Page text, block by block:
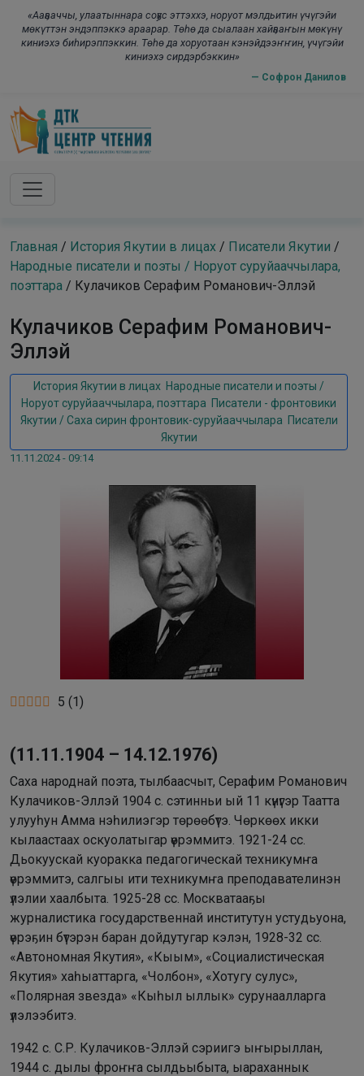
«Ааҕааччы, улаатыннара соҕус эттэххэ, норуот мэлдьитин үчүгэйи
мөкүттэн эндэппэккэ араарар. Төһө да сыалаан хайҕааҥын мөкүнү
киниэхэ биһирэппэккин. Төһө да хоруотаан кэнэйдээҥҥин, үчүгэйи
киниэхэ сирдэрбэккин»
— Софрон Данилов
Skip to main content
Главная / История Якутии в лицах / Писатели Якутии /
Народные писатели и поэты / Норуот суруйааччылара,
поэттара / Кулачиков Серафим Романович-Эллэй
Кулачиков Серафим Романович-
Эллэй
История Якутии в лицах Народные писатели и поэты /
Норуот суруйааччылара, поэттара Писатели - фронтовики
Якутии / Саха сирин фронтовик-суруйааччылара Писатели
Якутии
11.11.2024 - 09:14
5 (1)
(11.11.1904 – 14.12.1976)
Саха народнай поэта, тылбаасчыт, Серафим Романович
Кулачиков-Эллэй 1904 с. сэтинньи ый 11 күнүгэр Таатта
улууһун Амма нэһилиэгэр төрөөбүтэ. Чөркөөх икки
кылаастаах оскуолатыгар үөрэммитэ. 1921-24 сс.
Дьокуускай куоракка педагогическай техникумҥа
үөрэммитэ, салгыы ити техникумҥа преподавателинэн
үлэлии хаалбыта. 1925-28 сс. Москватааҕы
журналистика государственнай институтун устудьуона,
үөрэҕин бүтэрэн баран дойдутугар кэлэн, 1928-32 сс.
«Автономная Якутия», «Кыым», «Социалистическая
Якутия» хаһыаттарга, «Чолбон», «Хотугу сулус»,
«Полярная звезда» «Кыһыл ыллык» сурунаалларга
үлэлээбитэ.
1942 с. С.Р. Кулачиков-Эллэй сэриигэ ыҥырыллан,
1944 с. дылы фроҥҥа сылдьыбыта, ыараханнык
modal-